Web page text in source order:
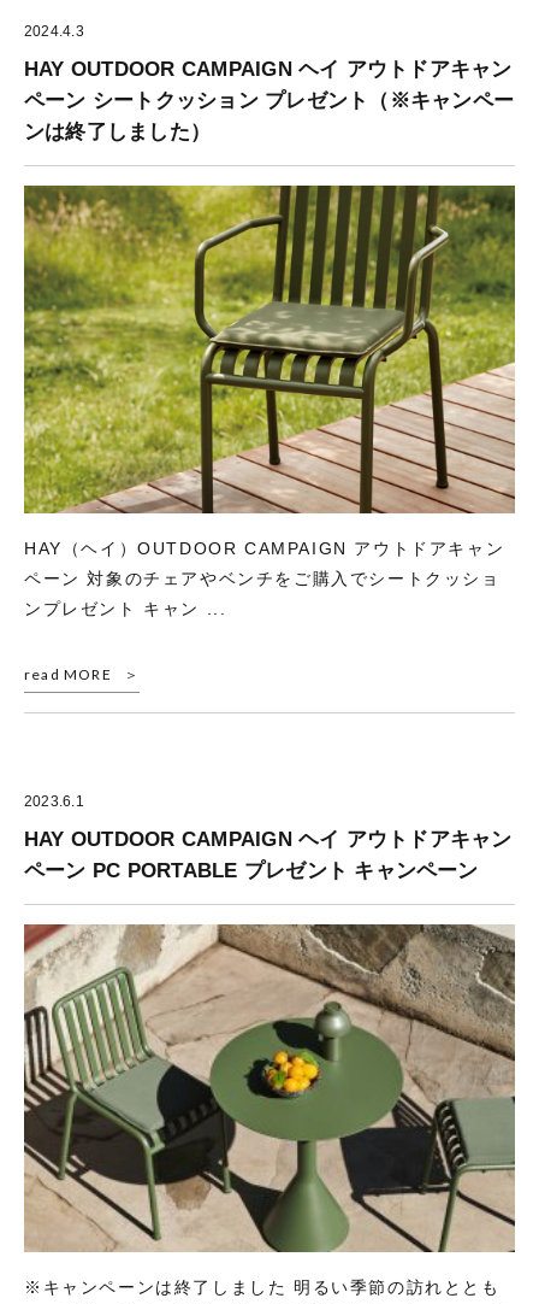
2024.4.3
HAY OUTDOOR CAMPAIGN ヘイ アウトドアキャン
ペーン シートクッション プレゼント（※キャンペー
ンは終了しました）
HAY（ヘイ）OUTDOOR CAMPAIGN アウトドアキャン
ペーン 対象のチェアやベンチをご購入でシートクッショ
ンプレゼント キャン ...
read MORE
2023.6.1
HAY OUTDOOR CAMPAIGN ヘイ アウトドアキャン
ペーン PC PORTABLE プレゼント キャンペーン
※キャンペーンは終了しました 明るい季節の訪れととも